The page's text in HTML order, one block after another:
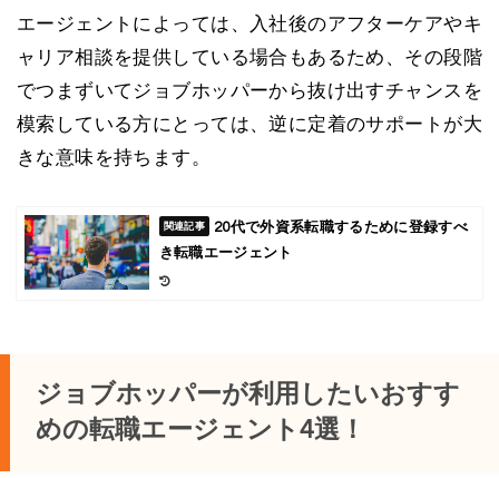
エージェントによっては、入社後のアフターケアやキ
ャリア相談を提供している場合もあるため、その段階
でつまずいてジョブホッパーから抜け出すチャンスを
模索している方にとっては、逆に定着のサポートが大
きな意味を持ちます。
20代で外資系転職するために登録すべ
き転職エージェント
ジョブホッパーが利用したいおすす
めの転職エージェント4選！